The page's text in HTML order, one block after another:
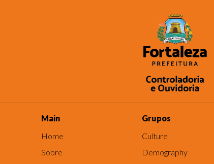
Main
Home
Sobre
Grupos
Culture
Demography